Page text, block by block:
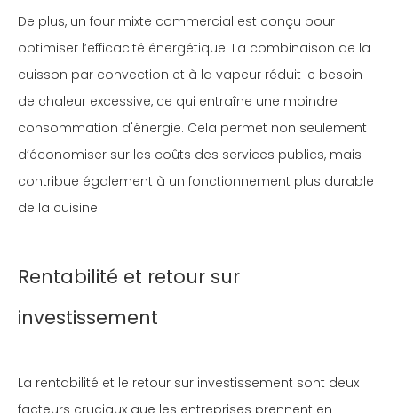
De plus, un four mixte commercial est conçu pour
optimiser l’efficacité énergétique. La combinaison de la
cuisson par convection et à la vapeur réduit le besoin
de chaleur excessive, ce qui entraîne une moindre
consommation d'énergie. Cela permet non seulement
d’économiser sur les coûts des services publics, mais
contribue également à un fonctionnement plus durable
de la cuisine.
Rentabilité et retour sur
investissement
La rentabilité et le retour sur investissement sont deux
facteurs cruciaux que les entreprises prennent en